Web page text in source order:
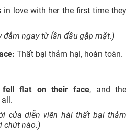
in love with her the first time they
đắm ngay từ lần đầu gặp mặt.)
Thất bại thảm hại, hoàn toàn.
fell flat on their face, and the
all.
của diễn viên hài thất bại thảm
chút nào.)